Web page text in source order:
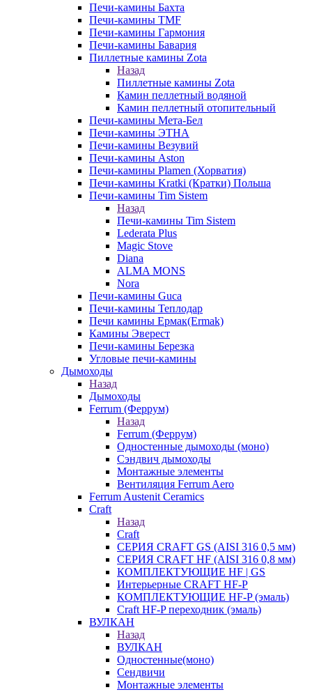
Печи-камины Бахта
Печи-камины TMF
Печи-камины Гармония
Печи-камины Бавария
Пиллетные камины Zota
Назад
Пиллетные камины Zota
Камин пеллетный водяной
Камин пеллетный отопительный
Печи-камины Мета-Бел
Печи-камины ЭТНА
Печи-камины Везувий
Печи-камины Aston
Печи-камины Plamen (Хорватия)
Печи-камины Kratki (Кратки) Польша
Печи-камины Tim Sistem
Назад
Печи-камины Tim Sistem
Lederata Plus
Magic Stove
Diana
ALMA MONS
Nora
Печи-камины Guca
Печи-камины Теплодар
Печи камины Ермак(Ermak)
Камины Эверест
Печи-камины Березка
Угловые печи-камины
Дымоходы
Назад
Дымоходы
Ferrum (Феррум)
Назад
Ferrum (Феррум)
Одностенные дымоходы (моно)
Сэндвич дымоходы
Монтажные элементы
Вентиляция Ferrum Aero
Ferrum Austenit Ceramics
Craft
Назад
Craft
СЕРИЯ CRAFT GS (AISI 316 0,5 мм)
СЕРИЯ CRAFT HF (AISI 316 0,8 мм)
КОМПЛЕКТУЮЩИЕ HF | GS
Интерьерные CRAFT HF-P
КОМПЛЕКТУЮЩИЕ HF-P (эмаль)
Craft HF-P переходник (эмаль)
ВУЛКАН
Назад
ВУЛКАН
Одностенные(моно)
Сендвичи
Монтажные элементы